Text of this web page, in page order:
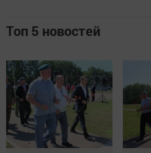
Топ 5 новостей